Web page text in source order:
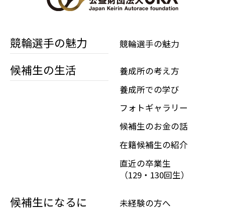
競輪選手の魅力 競輪選手の魅力
候補生の生活
養成所の考え方
養成所での学び
フォトギャラリー
候補生のお金の話
在籍候補生の紹介
直近の卒業生
（129・130回生）
候補生になるに
未経験の方へ